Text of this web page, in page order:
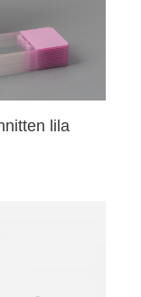
lila